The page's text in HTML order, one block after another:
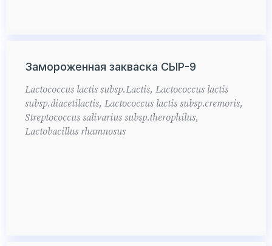
Замороженная закваска СЫР-9
Lactococcus lactis subsp.Lactis, Lactococcus lactis
subsp.diacetilactis, Lactococcus lactis subsp.cremoris,
Streptococcus salivarius subsp.therophilus,
Lactobacillus rhamnosus